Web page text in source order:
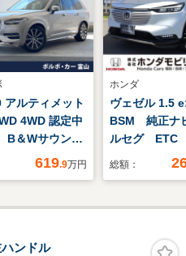
アルティメット
4WD 認定中
＆Wサウンド
ム サンルー
ビューカメ
シートヒータ
619.9万円
ホンダ
ヴェゼル 1.5
BSM 純正
ルセグ ETC
総額：
ンドル